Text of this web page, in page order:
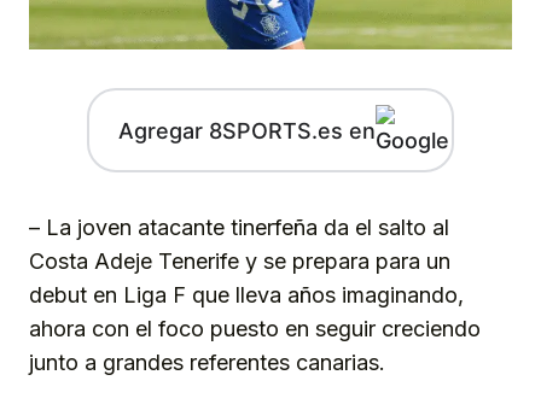
Agregar 8SPORTS.es en
– La joven atacante tinerfeña da el salto al
Costa Adeje Tenerife y se prepara para un
debut en Liga F que lleva años imaginando,
ahora con el foco puesto en seguir creciendo
junto a grandes referentes canarias.